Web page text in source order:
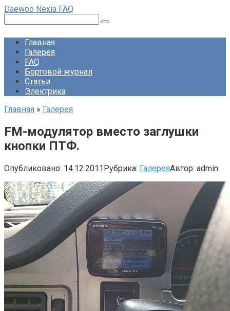
Перейти
контенту
Daewoo Nexia FAQ
Главная
Галерея
FAQ
Бортовой журнал
Статьи
Электрика
Главная » Галерея
FM-модулятор вместо заглушки
кнопки ПТФ.
Опубликовано: 14.12.2011Рубрика: ГалереяАвтор: admin